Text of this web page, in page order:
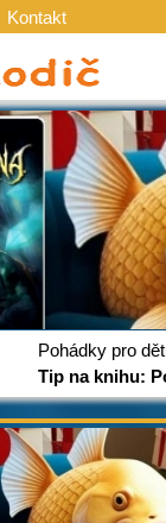
Kontakt
Pohádky pro
Tip na knihu: